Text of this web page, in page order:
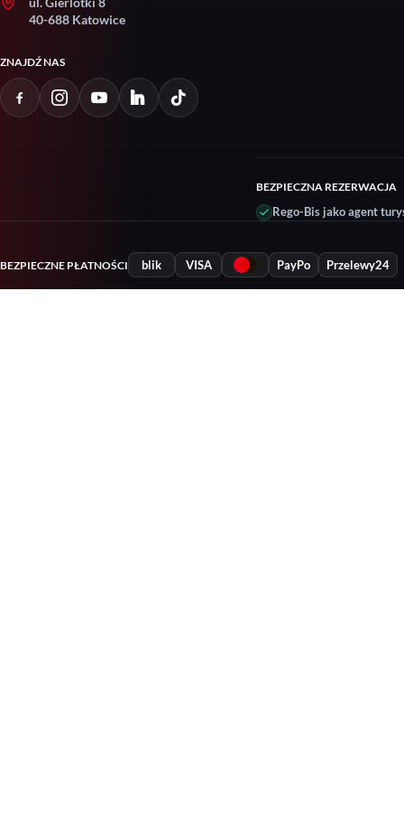
40-688 Katowice
ZNAJDŹ NAS
BEZPIECZNA REZERWACJA
Rego-Bis jako agent
BEZPIECZNE PŁATNOŚCI blik VISA PayPo Przelewy24